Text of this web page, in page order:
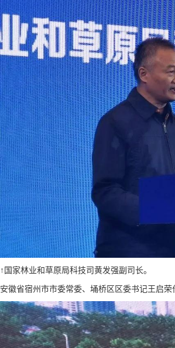
↑国家林业和草原局科技司黄发强副司长。
安徽省宿州市市委常委、埇桥区区委书记王启荣